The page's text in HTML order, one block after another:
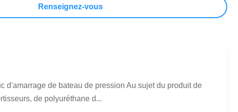
Renseignez-vous
d'amarrage de bateau de pression Au sujet du produit de
de polyuréthane d...